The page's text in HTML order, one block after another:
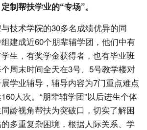
制帮扶学业的“专场”。
技术学院的30多名成绩优异的同
建成近60个朋辈辅学团，他们中有
生，有奖学金获得者，也有毕业班
周末时间全天在3号、5号教学楼对
学业辅导，辅导内容为7门重点难点
人次。“朋辈辅学团”以后进生个体
龄视角帮扶为突破口，切实了解困
多重复杂困境，根据人际关系、学